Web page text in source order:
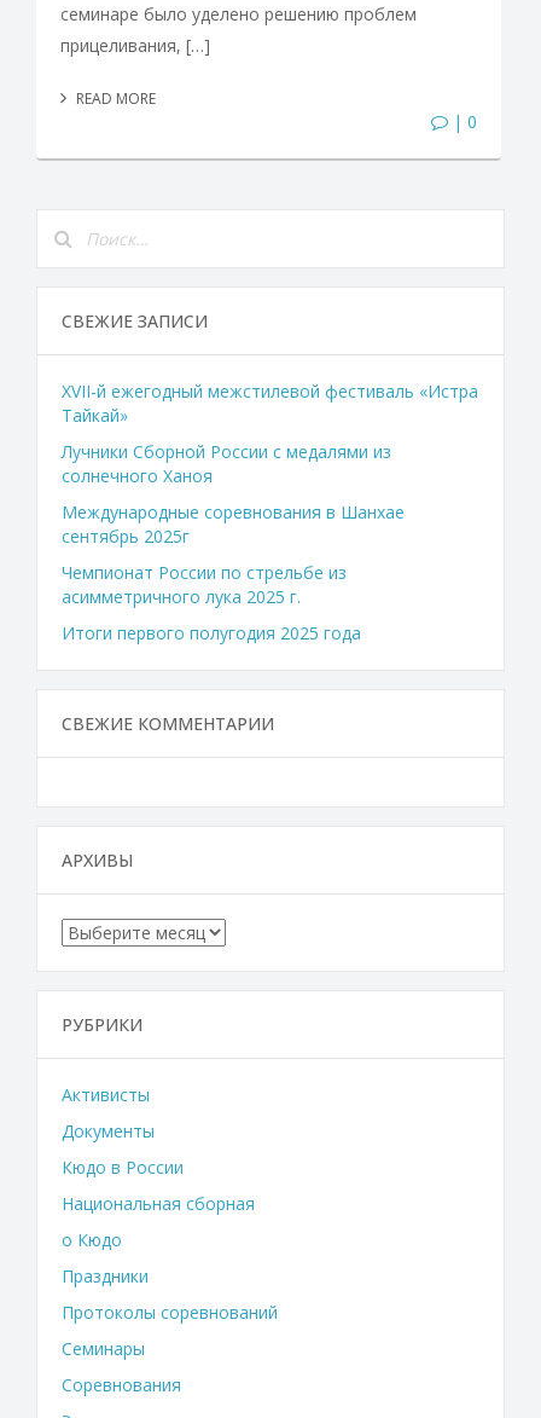
семинаре было уделено решению проблем
прицеливания, […]
READ MORE
| 0
СВЕЖИЕ ЗАПИСИ
XVII-й ежегодный межстилевой фестиваль «Истра
Тайкай»
Лучники Сборной России с медалями из
солнечного Ханоя
Международные соревнования в Шанхае
сентябрь 2025г
Чемпионат России по стрельбе из
асимметричного лука 2025 г.
Итоги первого полугодия 2025 года
СВЕЖИЕ КОММЕНТАРИИ
АРХИВЫ
Архивы
РУБРИКИ
Активисты
Документы
Кюдо в России
Национальная сборная
о Кюдо
Праздники
Протоколы соревнований
Семинары
Соревнования